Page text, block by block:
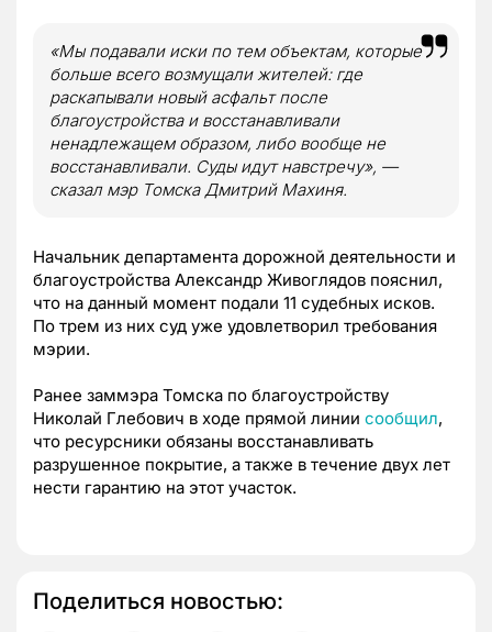
«Мы подавали иски по тем объектам, которые
больше всего возмущали жителей: где
раскапывали новый асфальт после
благоустройства и восстанавливали
ненадлежащем образом, либо вообще не
восстанавливали. Суды идут навстречу», —
сказал мэр Томска Дмитрий Махиня.
Начальник департамента дорожной деятельности и
благоустройства Александр Живоглядов пояснил,
что на данный момент подали 11 судебных исков.
По трем из них суд уже удовлетворил требования
мэрии.
Ранее заммэра Томска по благоустройству
Николай Глебович в ходе прямой линии сообщил,
что ресурсники обязаны восстанавливать
разрушенное покрытие, а также в течение двух лет
нести гарантию на этот участок.
Поделиться новостью: